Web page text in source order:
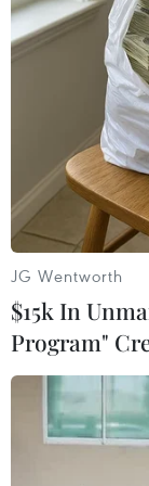
#Truy nã
Theo dõi
TIN LIÊN
JG Wentworth
$15k In
Program"